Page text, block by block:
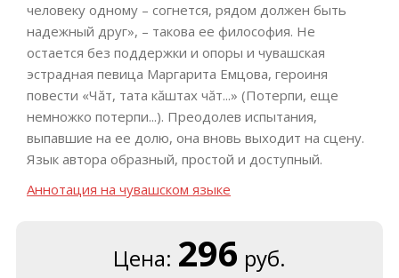
человеку одному – согнется, рядом должен быть
надежный друг», – такова ее философия. Не
остается без поддержки и опоры и чувашская
эстрадная певица Маргарита Емцова, героиня
повести «Чăт, тата кăштах чăт...» (Потерпи, еще
немножко потерпи...). Преодолев испытания,
выпавшие на ее долю, она вновь выходит на сцену.
Язык автора образный, простой и доступный.
Аннотация на чувашском языке
Цена: 296 руб.